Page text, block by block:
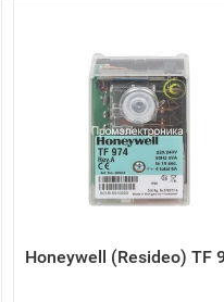
Honeywell (Resideo) TF